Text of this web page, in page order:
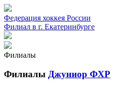
Федерация хоккея России
Филиал в г. Екатеринбурге
Филиалы
Филиалы Джуниор ФХР